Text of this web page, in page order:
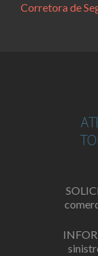
Corretora de